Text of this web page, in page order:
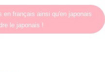
en français ainsi qu'en japonais
le japonais !